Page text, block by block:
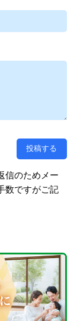
信のためメー
数ですがご記